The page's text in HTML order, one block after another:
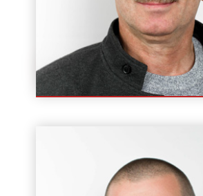
Robert Hanzel
Instruktor / Wykładowca